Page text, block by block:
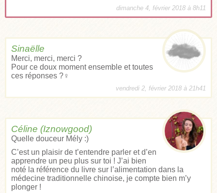
dimanche 4, février 2018 à 8h11
Sinaëlle
Merci, merci, merci ?
Pour ce doux moment ensemble et toutes
ces réponses ?‍♀️
vendredi 2, février 2018 à 21h41
Céline (Iznowgood)
Quelle douceur Mély :)
C’est un plaisir de t’entendre parler et d’en
apprendre un peu plus sur toi ! J’ai bien
noté la référence du livre sur l’alimentation dans la
médecine traditionnelle chinoise, je compte bien m’y
plonger !